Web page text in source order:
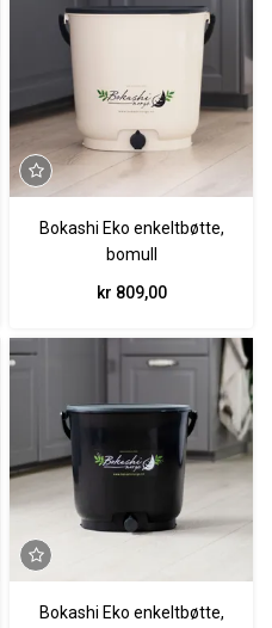
Bokashi Eko enkeltbøtte,
bomull
kr 809,00
Bokashi Eko enkeltbøtte,